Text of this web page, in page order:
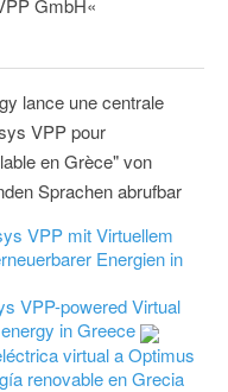
GmbH«
lance une centrale
VPP pour
en Grèce" von
Sprachen abrufbar
VPP mit Virtuellem
Energien in
VPP-powered Virtual
in Greece
virtual a Optimus
renovable en Grecia